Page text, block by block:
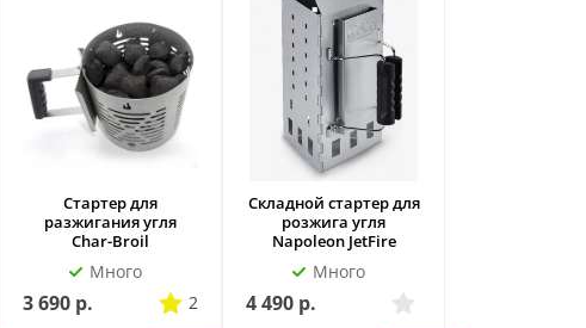
Стартер для
разжигания угля
Char-Broil
Много
3 690 р. 2
Складной стартер для
розжига угля
Napoleon JetFire
Много
4 490 р.